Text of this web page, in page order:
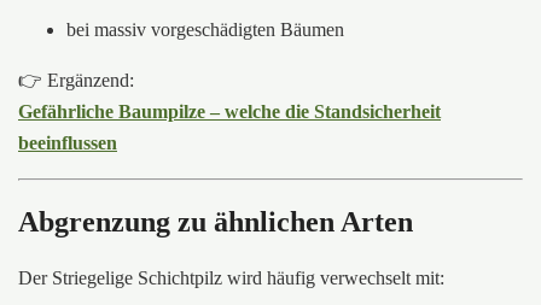
bei massiv vorgeschädigten Bäumen
👉 Ergänzend:
Gefährliche Baumpilze – welche die Standsicherheit
beeinflussen
Abgrenzung zu ähnlichen Arten
Der Striegelige Schichtpilz wird häufig verwechselt mit: